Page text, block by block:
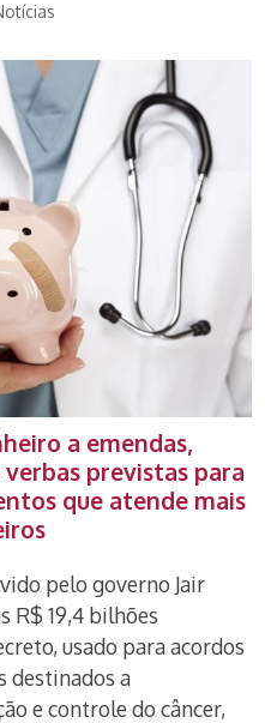
a emendas,
previstas para
que atende mais
pelo governo Jair
R$ 19,4 bilhões
usado para acordos
destinados a
e controle do câncer,